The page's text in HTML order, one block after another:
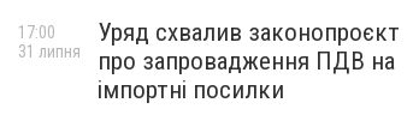
Уряд схвалив законопроєкт
про запровадження ПДВ на
імпортні посилки
17:00
31 липня